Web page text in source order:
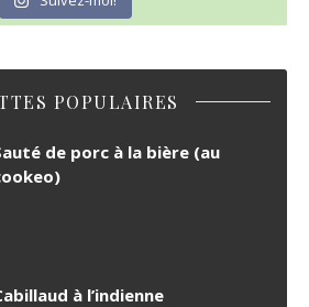
POPULAIRES
de porc à la bière (au
à l’indienne